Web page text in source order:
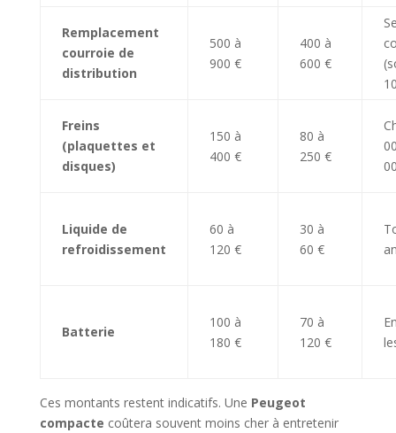
Remplacement
courroie de
distribution
500 à
900 €
400 à
600 €
Freins
(plaquettes et
disques)
150 à
400 €
80 à
250 €
Liquide de
refroidissement
60 à
120 €
30 à
60 €
Batterie
100 à
180 €
70 à
120 €
Ces montants restent indicatifs. Une Peugeot
compacte coûtera souvent moins cher à entretenir